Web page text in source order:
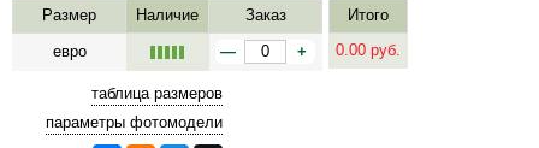
Размер Наличие
Заказ
евро
— +
Итого
0.00 руб.
таблица размеров
параметры фотомодели